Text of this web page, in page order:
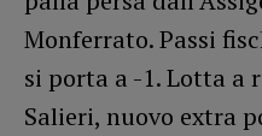
Monferrato. Passi
si porta a -1. Lotta a
Salieri, nuovo extra